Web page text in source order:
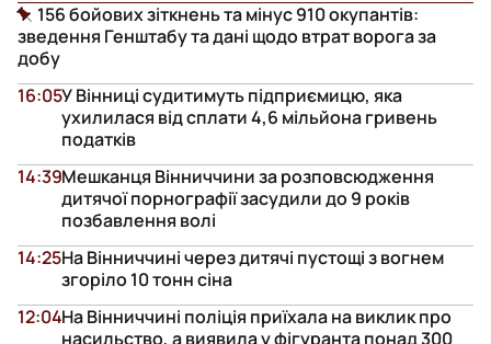
156 бойових зіткнень та мінус 910 окупантів:
зведення Генштабу та дані щодо втрат ворога за
добу
У Вінниці судитимуть підприємицю, яка
ухилилася від сплати 4,6 мільйона гривень
податків
16:05
Мешканця Вінниччини за розповсюдження
дитячої порнографії засудили до 9 років
позбавлення волі
14:39
На Вінниччині через дитячі пустощі з вогнем
згоріло 10 тонн сіна
14:25
На Вінниччині поліція приїхала на виклик про
насильство, а виявила у фігуранта понад 300
12:04